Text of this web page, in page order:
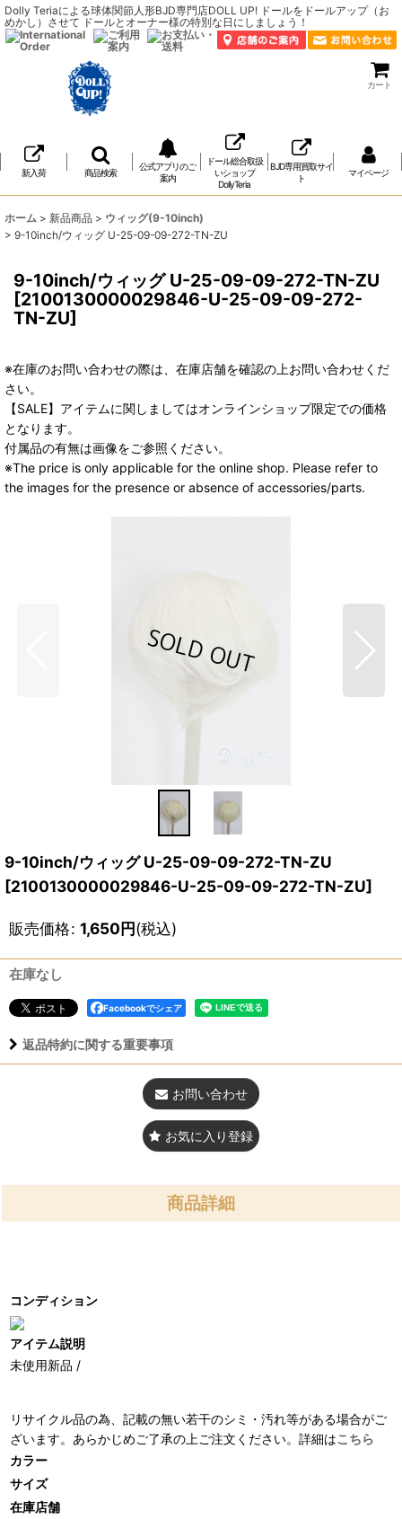
Dolly Teriaによる球体関節人形BJD専門店DOLL UP! ドールをドールアップ（お
めかし）させて ドールとオーナー様の特別な日にしましょう！
カート
新入荷 商品検索
公式アプリのご
案内
ドール総合取扱
いショップ
DollyTeria
BJD専用買取サイ
ト
マイページ
ホーム > 新品商品 > ウィッグ(9-10inch)
> 9-10inch/ウィッグ U-25-09-09-272-TN-ZU
9-10inch/ウィッグ U-25-09-09-272-TN-ZU
[2100130000029846-U-25-09-09-272-
TN-ZU]
※在庫のお問い合わせの際は、在庫店舗を確認の上お問い合わせくだ
さい。
【SALE】アイテムに関しましてはオンラインショップ限定での価格
となります。
付属品の有無は画像をご参照ください。
※The price is only applicable for the online shop. Please refer to
the images for the presence or absence of accessories/parts.
9-10inch/ウィッグ U-25-09-09-272-TN-ZU
[2100130000029846-U-25-09-09-272-TN-ZU]
販売価格: 1,650円(税込)
在庫なし
Facebookでシェア
返品特約に関する重要事項
お問い合わせ
お気に入り登録
商品詳細
コンディション
アイテム説明
未使用新品 /
リサイクル品の為、記載の無い若干のシミ・汚れ等がある場合がご
ざいます。あらかじめご了承の上ご注文ください。詳細はこちら
カラー
サイズ
在庫店舗